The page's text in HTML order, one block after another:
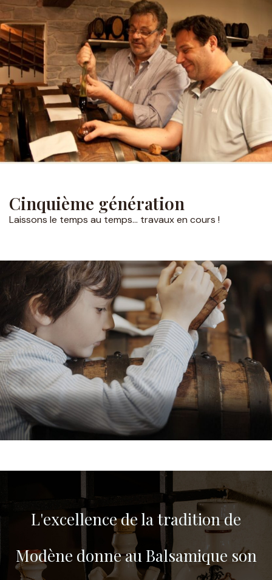
Cinquième génération
Laissons le temps au temps… travaux en cours !
L'excellence de la tradition de
Modène donne au Balsamique son